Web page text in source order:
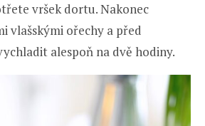
vršek dortu. Nakonec
vlašskými ořechy a před
alespoň na dvě hodiny.